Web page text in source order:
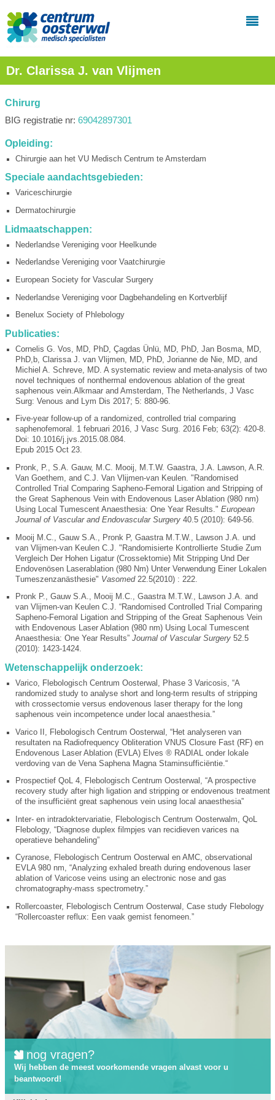
Dr. Clarissa J. van Vlijmen
Chirurg
BIG registratie nr: 69042897301
Opleiding:
Chirurgie aan het VU Medisch Centrum te Amsterdam
Speciale aandachtsgebieden:
Variceschirurgie
Dermatochirurgie
Lidmaatschappen:
Nederlandse Vereniging voor Heelkunde
Nederlandse Vereniging voor Vaatchirurgie
European Society for Vascular Surgery
Nederlandse Vereniging voor Dagbehandeling en Kortverblijf
Benelux Society of Phlebology
Publicaties:
Cornelis G. Vos, MD, PhD, Çagdas Ünlü, MD, PhD, Jan Bosma, MD,
PhD,b, Clarissa J. van Vlijmen, MD, PhD, Jorianne de Nie, MD, and
Michiel A. Schreve, MD. A systematic review and meta-analysis of two
novel techniques of nonthermal endovenous ablation of the great
saphenous vein.Alkmaar and Amsterdam, The Netherlands, J Vasc
Surg: Venous and Lym Dis 2017; 5: 880-96.
Five-year follow-up of a randomized, controlled trial comparing
saphenofemoral. 1 februari 2016, J Vasc Surg. 2016 Feb; 63(2): 420-8.
Doi: 10.1016/j.jvs.2015.08.084.
Epub 2015 Oct 23.
Pronk, P., S.A. Gauw, M.C. Mooij, M.T.W. Gaastra, J.A. Lawson, A.R.
Van Goethem, and C.J. Van Vlijmen-van Keulen. "Randomised
Controlled Trial Comparing Sapheno-Femoral Ligation and Stripping of
the Great Saphenous Vein with Endovenous Laser Ablation (980 nm)
Using Local Tumescent Anaesthesia: One Year Results."European
Journal of Vascular and Endovascular Surgery 40.5 (2010): 649-56.
Mooij M.C., Gauw S.A., Pronk P, Gaastra M.T.W., Lawson J.A. und
van Vlijmen-van Keulen C.J. "Randomisierte Kontrollierte Studie Zum
Vergleich Der Hohen Ligatur (Crossektomie) Mit Stripping Und Der
Endovenösen Laserablation (980 Nm) Unter Verwendung Einer Lokalen
Tumeszenzanästhesie" Vasomed22.5(2010) : 222.
Pronk P., Gauw S.A., Mooij M.C., Gaastra M.T.W., Lawson J.A. and
van Vlijmen-van Keulen C.J. “Randomised Controlled Trial Comparing
Sapheno-Femoral Ligation and Stripping of the Great Saphenous Vein
with Endovenous Laser Ablation (980 nm) Using Local Tumescent
Anaesthesia: One Year Results”Journal of Vascular Surgery 52.5
(2010): 1423-1424.
Wetenschappelijk onderzoek:
Varico, Flebologisch Centrum Oosterwal, Phase 3 Varicosis, “A
randomized study to analyse short and long-term results of stripping
with crossectomie versus endovenous laser therapy for the long
saphenous vein incompetence under local anaesthesia.”
Varico II, Flebologisch Centrum Oosterwal, “Het analyseren van
resultaten na Radiofrequency Obliteration VNUS Closure Fast (RF) en
Endovenous Laser Ablation (EVLA) Elves ® RADIAL onder lokale
verdoving van de Vena Saphena Magna Staminsufficiëntie.“
Prospectief QoL 4, Flebologisch Centrum Oosterwal, “A prospective
recovery study after high ligation and stripping or endovenous treatment
of the insufficiënt great saphenous vein using local anaesthesia”
Inter- en intradoktervariatie, Flebologisch Centrum Oosterwalm, QoL
Flebology, “Diagnose duplex filmpjes van recidieven varices na
operatieve behandeling”
Cyranose, Flebologisch Centrum Oosterwal en AMC, observational
EVLA 980 nm, “Analyzing exhaled breath during endovenous laser
ablation of Varicose veins using an electronic nose and gas
chromatography-mass spectrometry.”
Rollercoaster, Flebologisch Centrum Oosterwal, Case study Flebology
“Rollercoaster reflux: Een vaak gemist fenomeen.”
nog vragen?
Wij hebben de meest voorkomende vragen alvast voor u
beantwoord!